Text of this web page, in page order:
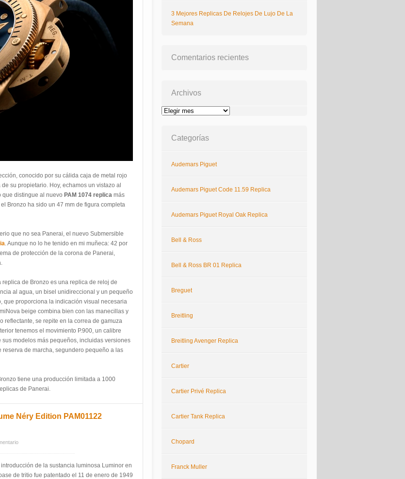
conocido por su cálida caja de metal rojo
su propietario. Hoy, echamos un vistazo al
que distingue al nuevo PAM 1074 replica más
Bronzo ha sido un 47 mm de figura completa
que no sea Panerai, el nuevo Submersible
. Aunque no lo he tenido en mi muñeca: 42 por
de protección de la corona de Panerai,
de Bronzo es una replica de reloj de
al agua, un bisel unidireccional y un pequeño
que proporciona la indicación visual necesaria
beige combina bien con las manecillas y
reflectante, se repite en la correa de gamuza
tenemos el movimiento P.900, un calibre
modelos más pequeños, incluidas versiones
de marcha, segundero pequeño a las
tiene una producción limitada a 1000
de Panerai.
Néry Edition PAM01122
de la sustancia luminosa Luminor en
de tritio fue patentado el 11 de enero de 1949
3 Mejores Replicas De Relojes De Lujo De La
Semana
Comentarios recientes
Archivos
Archivos
Categorías
Audemars Piguet
Audemars Piguet Code 11.59 Replica
Audemars Piguet Royal Oak Replica
Bell & Ross
Bell & Ross BR 01 Replica
Breguet
Breitling
Breitling Avenger Replica
Cartier
Cartier Privé Replica
Cartier Tank Replica
Chopard
Franck Muller